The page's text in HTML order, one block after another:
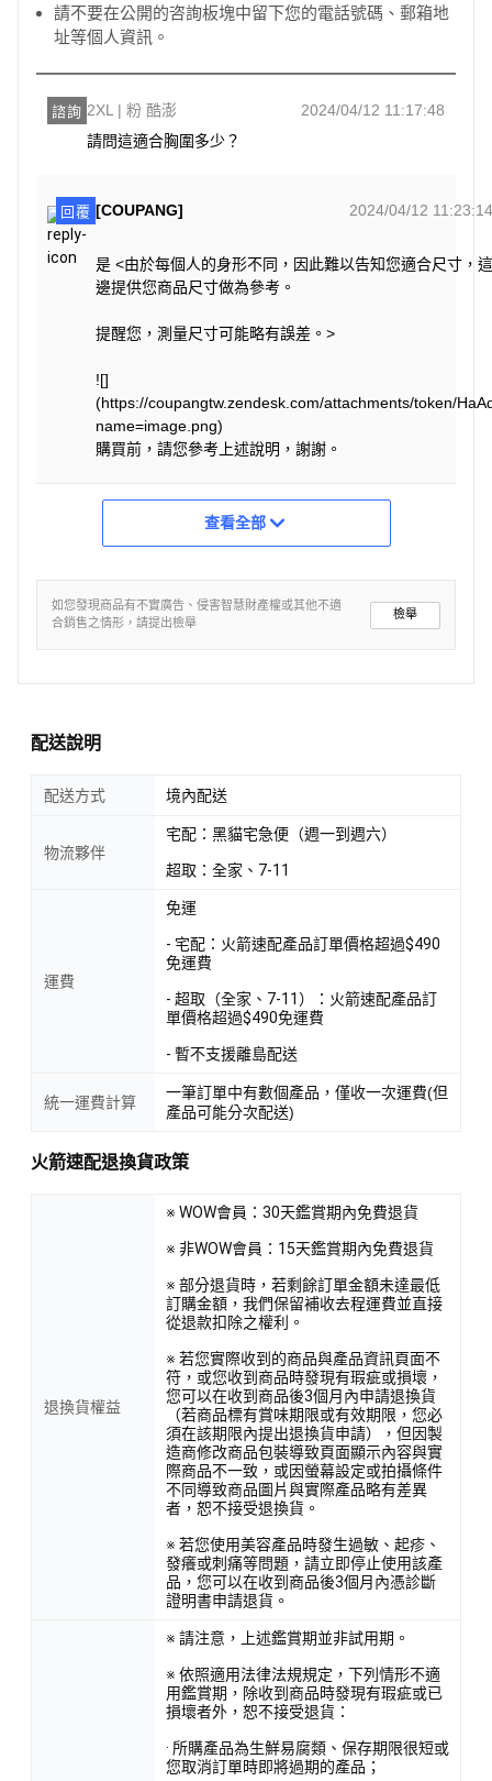
請不要在公開的咨詢板塊中留下您的電話號碼、郵箱地
址等個人資訊。
諮詢 2XL | 粉 酷澎
2024/04/12 11:17:48
請問這適合胸圍多少？
回覆 [COUPANG] 2024/04/12 11:23:14
是 <由於每個人的身形不同，因此難以告知您適合尺寸，這
邊提供您商品尺寸做為參考。
提醒您，測量尺寸可能略有誤差。>
![]
(https://coupangtw.zendesk.com/attachments/token/
name=image.png)
購買前，請您參考上述說明，謝謝。
查看全部
如您發現商品有不實廣告、侵害智慧財產權或其他不適
合銷售之情形，請提出檢舉
檢舉
配送說明
配送方式 境內配送
物流夥伴
宅配：黑貓宅急便（週一到週六）
超取：全家、7-11
運費
免運
- 宅配：火箭速配產品訂單價格超過$490
免運費
- 超取（全家、7-11）：火箭速配產品訂
單價格超過$490免運費
- 暫不支援離島配送
統一運費計算
一筆訂單中有數個產品，僅收一次運費(但
產品可能分次配送)
火箭速配退換貨政策
退換貨權益
※ WOW會員：30天鑑賞期內免費退貨
※ 非WOW會員：15天鑑賞期內免費退貨
※ 部分退貨時，若剩餘訂單金額未達最低
訂購金額，我們保留補收去程運費並直接
從退款扣除之權利。
※ 若您實際收到的商品與產品資訊頁面不
符，或您收到商品時發現有瑕疵或損壞，
您可以在收到商品後3個月內申請退換貨
（若商品標有賞味期限或有效期限，您必
須在該期限內提出退換貨申請），但因製
造商修改商品包裝導致頁面顯示內容與實
際商品不一致，或因螢幕設定或拍攝條件
不同導致商品圖片與實際產品略有差異
者，恕不接受退換貨。
※ 若您使用美容產品時發生過敏、起疹、
發癢或刺痛等問題，請立即停止使用該產
品，您可以在收到商品後3個月內憑診斷
證明書申請退貨。
※ 請注意，上述鑑賞期並非試用期。
※ 依照適用法律法規規定，下列情形不適
用鑑賞期，除收到商品時發現有瑕疵或已
損壞者外，恕不接受退貨：
· 所購產品為生鮮易腐類、保存期限很短或
您取消訂單時即將過期的產品；